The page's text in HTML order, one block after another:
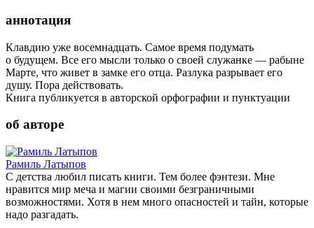
аннотация
Клавдию уже восемнадцать. Самое время подумать
о будущем. Все его мысли только о своей служанке — рабыне
Марте, что живет в замке его отца. Разлука разрывает его
душу. Пора действовать.
Книга публикуется в авторской орфографии и пунктуации
об авторе
Рамиль Латыпов
С детства любил писать книги. Тем более фэнтези. Мне
нравится мир меча и магии своими безграничными
возможностями. Хотя в нем много опасностей и тайн, которые
надо разгадать.